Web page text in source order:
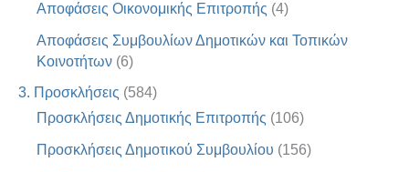
Αποφάσεις Οικονομικής Επιτροπής (4)
Αποφάσεις Συμβουλίων Δημοτικών και Τοπικών
Κοινοτήτων (6)
3. Προσκλήσεις (584)
Προσκλήσεις Δημοτικής Επιτροπής (106)
Προσκλήσεις Δημοτικού Συμβουλίου (156)